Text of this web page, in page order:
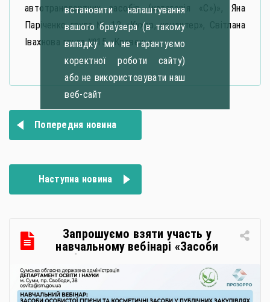
автотранспортних засобів (категорія «С»)», Яна
Паріченко група № 12 «Кухар, кондитер», Світлана
Івахнова група №15 «Кравець».
Навігація
записів
Попередня новина
Наступна новина
Запрошуємо взяти участь у
навчальному вебінарі «Засоби
особистої гігієни та косметичні
засоби у публічних закупівлях: як
сформувати вимоги та обрати
безпечну і якісну продукцію»
встановити налаштування
вашого браузера (в такому
випадку ми не гарантуємо
коректної роботи сайту)
або не використовувати наш
веб-сайт